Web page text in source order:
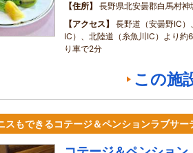
住所
長野県北安曇郡白馬村神
アクセス
長野道（安曇野IC
IC）、北陸道（糸魚川IC）より約
り車で2分
この施
スもできるコテージ＆ペンションラブサー